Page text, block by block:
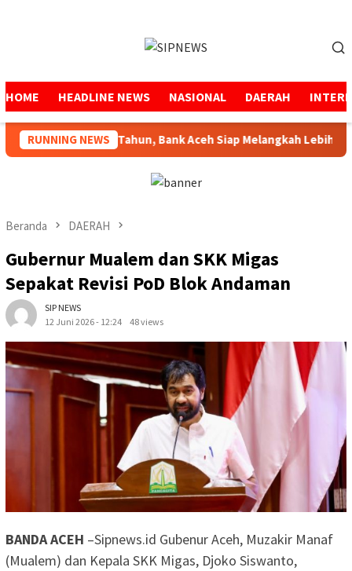
HOME HEADLINE NEWS NASIONAL DAERAH
RUNNING NEWS
Selama 53 Tahun, Bank Aceh Siap Melangkah Lebih Kuat
Beranda DAERAH
Gubernur Mualem dan SKK Migas
Sepakat Revisi PoD Blok Andaman
SIP NEWS
12 Juni 2026 - 12:24
48 views
BANDA ACEH –Sipnews.id Gubenur Aceh, Muzakir Manaf
(Mualem) dan Kepala SKK Migas, Djoko Siswanto,